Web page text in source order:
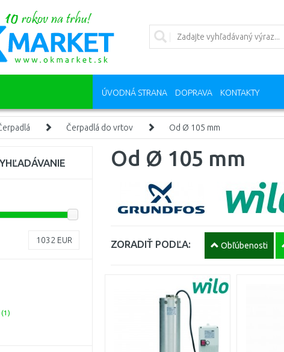
ÚVODNÁ STRANA DOPRAVA KONTAKTY
Čerpadlá do vrtov Od Ø 105 mm
Od Ø 105 mm
ZORADIŤ PODĽA: Obľúbenosti
1032 EUR
(1)